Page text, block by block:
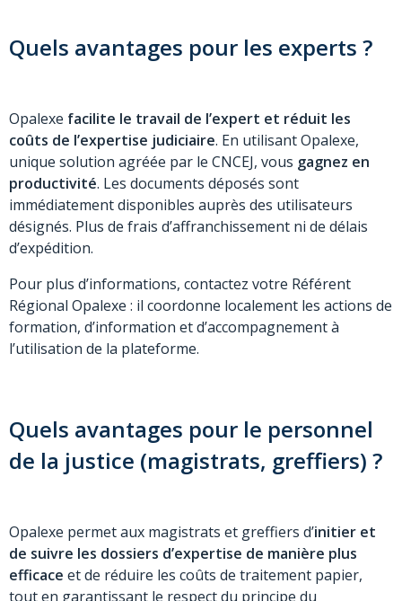
Quels avantages pour les experts ?
Opalexe facilite le travail de l’expert et réduit les
coûts de l’expertise judiciaire. En utilisant Opalexe,
unique solution agréée par le CNCEJ, vous gagnez en
productivité. Les documents déposés sont
immédiatement disponibles auprès des utilisateurs
désignés. Plus de frais d’affranchissement ni de délais
d’expédition.
Pour plus d’informations, contactez votre Référent
Régional Opalexe : il coordonne localement les actions de
formation, d’information et d’accompagnement à
l’utilisation de la plateforme.
Quels avantages pour le personnel
de la justice (magistrats, greffiers) ?
Opalexe permet aux magistrats et greffiers d’initier et
de suivre les dossiers d’expertise de manière plus
efficace et de réduire les coûts de traitement papier,
tout en garantissant le respect du principe du